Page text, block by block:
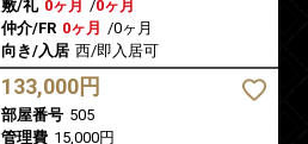
敷/礼 0ヶ月 /0ヶ月
仲介/FR 0ヶ月 /0ヶ月
向き/入居 西/即入居可
133,000円
部屋番号 505
管理費 15,000円